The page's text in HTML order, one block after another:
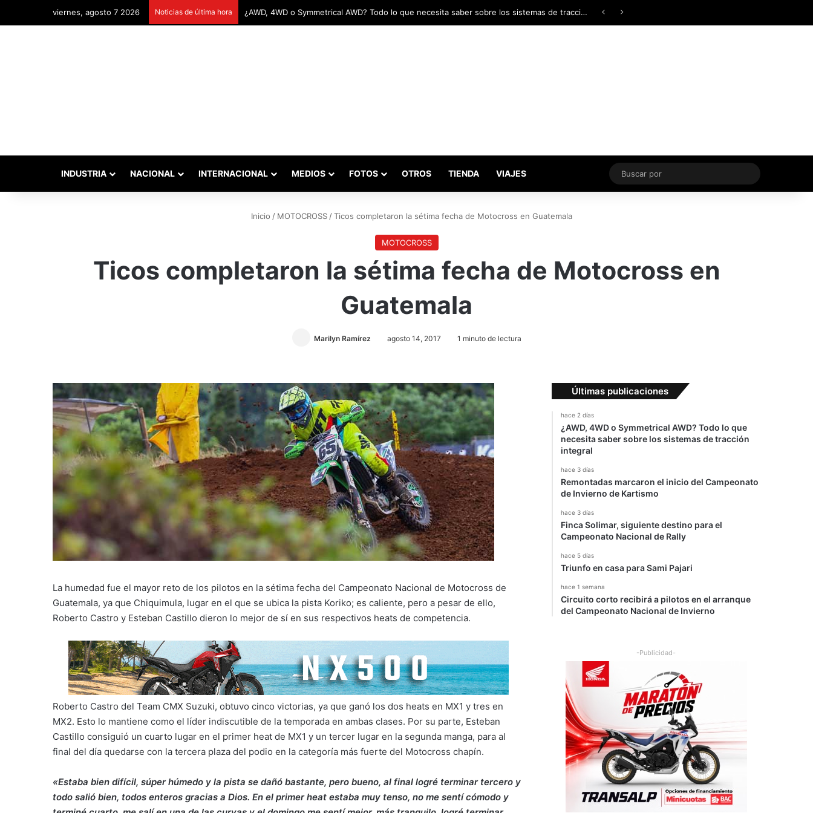
viernes, agosto 7 2026 Noticias de última hora Remontadas marcaron el inicio del Campeonato de Invierno de Kartismo
INDUSTRIA NACIONAL INTERNACIONAL MEDIOS FOTOS OTROS TIENDA VIAJES
Buscar
por
Inicio / MOTOCROSS /Ticos completaron la sétima fecha de Motocross en Guatemala
MOTOCROSS
Ticos completaron la sétima fecha de Motocross en
Guatemala
Marilyn Ramírez agosto 14, 2017 1 minuto de lectura
La humedad fue el mayor reto de los pilotos en la sétima fecha del Campeonato Nacional de Motocross de
Guatemala, ya que Chiquimula, lugar en el que se ubica la pista Koriko; es caliente, pero a pesar de ello,
Roberto Castro y Esteban Castillo dieron lo mejor de sí en sus respectivos heats de competencia.
Roberto Castro del Team CMX Suzuki, obtuvo cinco victorias, ya que ganó los dos heats en MX1 y tres en
MX2. Esto lo mantiene como el líder indiscutible de la temporada en ambas clases. Por su parte, Esteban
Castillo consiguió un cuarto lugar en el primer heat de MX1 y un tercer lugar en la segunda manga, para al
final del día quedarse con la tercera plaza del podio en la categoría más fuerte del Motocross chapín.
«Estaba bien difícil, súper húmedo y la pista se dañó bastante, pero bueno, al final logré terminar tercero y
todo salió bien, todos enteros gracias a Dios. En el primer heat estaba muy tenso, no me sentí cómodo y
Últimas publicaciones
hace 2 días
¿AWD, 4WD o Symmetrical AWD? Todo lo que
necesita saber sobre los sistemas de tracción
integral
hace 3 días
Remontadas marcaron el inicio del Campeonato
de Invierno de Kartismo
hace 3 días
Finca Solimar, siguiente destino para el
Campeonato Nacional de Rally
hace 5 días
Triunfo en casa para Sami Pajari
hace 1 semana
Circuito corto recibirá a pilotos en el arranque
del Campeonato Nacional de Invierno
-Publicidad-